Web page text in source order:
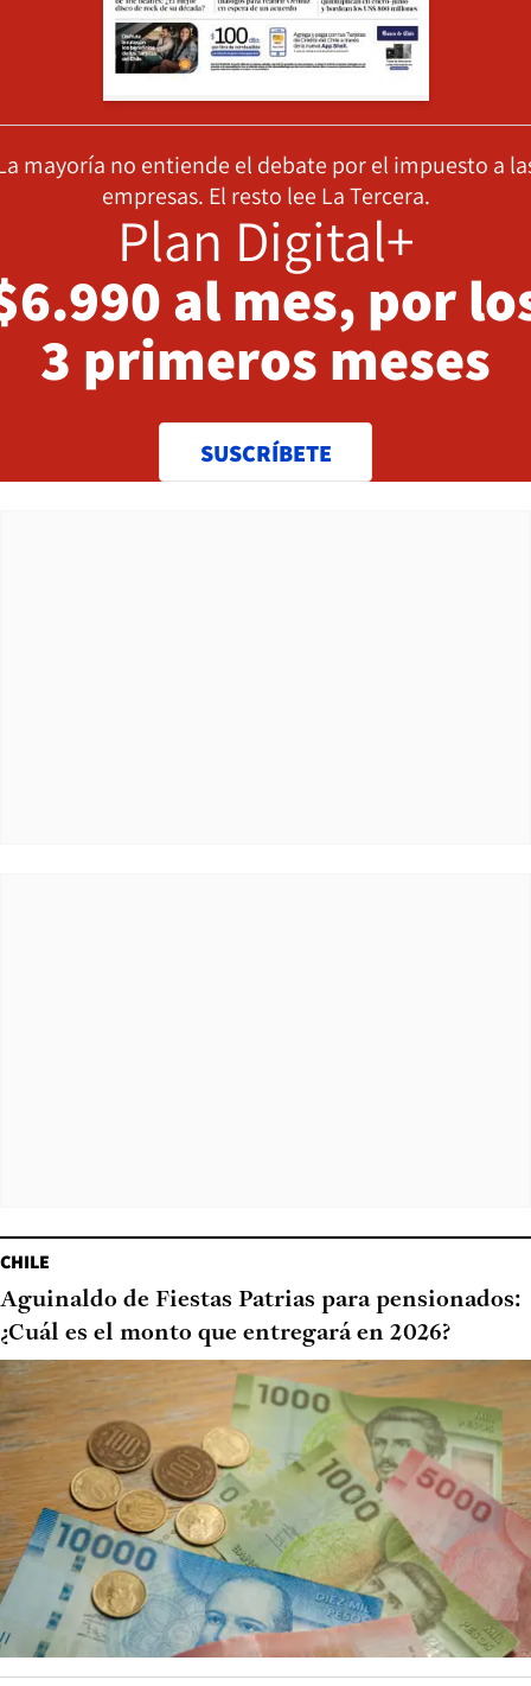
mayoría no entiende el debate por el impuesto a
empresas. El resto lee La Tercera.
Plan Digital+
al mes, por
3 primeros meses
SUSCRÍBETE
CHILE
Aguinaldo de Fiestas Patrias para pensionados:
¿Cuál es el monto que entregará en 2026?